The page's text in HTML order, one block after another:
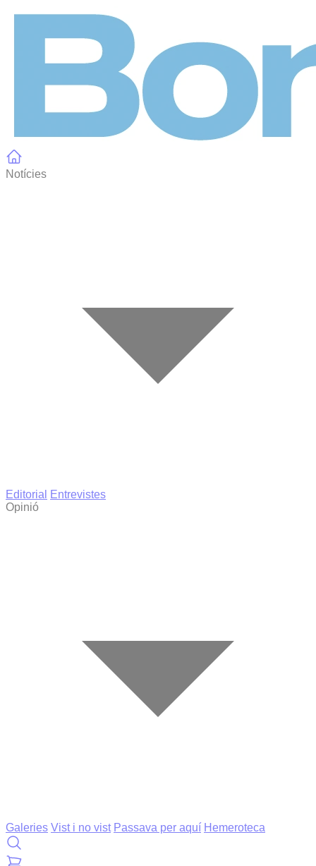
Notícies
Editorial
Entrevistes
Opinió
Galeries Vist i no vist Passava per aquí Hemeroteca